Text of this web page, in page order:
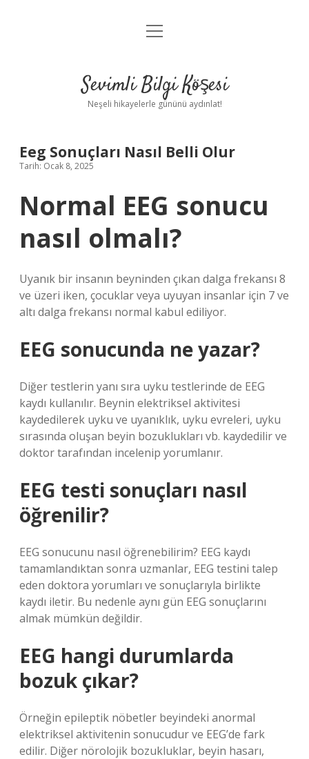
Anasayfa
Yasal Uyarı
menüyü
Sevimli Bilgi Köşesi
Neşeli hikayelerle gününü aydınlat!
Eeg Sonuçları Nasıl Belli Olur
Tarih: Ocak 8, 2025
Normal EEG sonucu
nasıl olmalı?
Uyanık bir insanın beyninden çıkan dalga frekansı 8
ve üzeri iken, çocuklar veya uyuyan insanlar için 7 ve
altı dalga frekansı normal kabul ediliyor.
EEG sonucunda ne yazar?
Diğer testlerin yanı sıra uyku testlerinde de EEG
kaydı kullanılır. Beynin elektriksel aktivitesi
kaydedilerek uyku ve uyanıklık, uyku evreleri, uyku
sırasında oluşan beyin bozuklukları vb. kaydedilir ve
doktor tarafından incelenip yorumlanır.
EEG testi sonuçları nasıl
öğrenilir?
EEG sonucunu nasıl öğrenebilirim? EEG kaydı
tamamlandıktan sonra uzmanlar, EEG testini talep
eden doktora yorumları ve sonuçlarıyla birlikte
kaydı iletir. Bu nedenle aynı gün EEG sonuçlarını
almak mümkün değildir.
EEG hangi durumlarda
bozuk çıkar?
Örneğin epileptik nöbetler beyindeki anormal
elektriksel aktivitenin sonucudur ve EEG’de fark
edilir. Diğer nörolojik bozukluklar, beyin hasarı,